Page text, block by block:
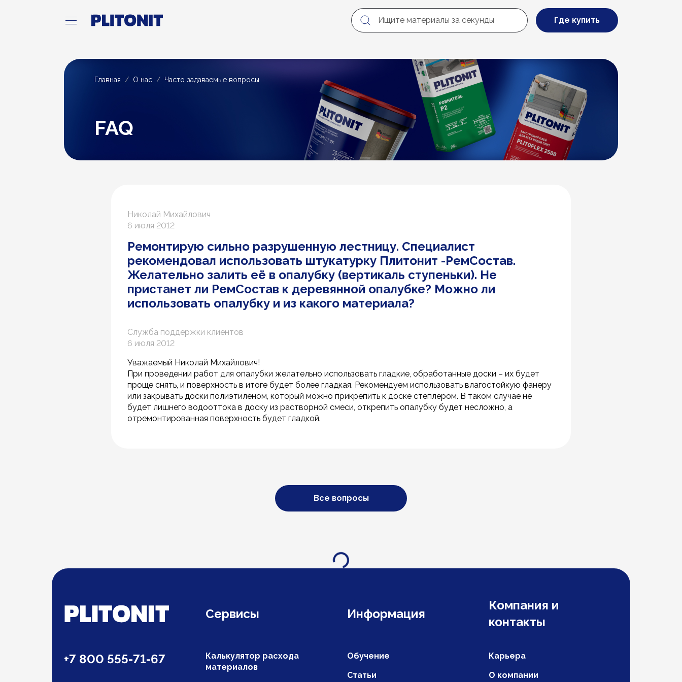
Где купить
Главная О нас Часто задаваемые вопросы
FAQ
Николай Михайлович
6 июля 2012
Ремонтирую сильно разрушенную лестницу. Специалист
рекомендовал использовать штукатурку Плитонит -РемСостав.
Желательно залить её в опалубку (вертикаль ступеньки). Не
пристанет ли РемСостав к деревянной опалубке? Можно ли
использовать опалубку и из какого материала?
Служба поддержки клиентов
6 июля 2012
Уважаемый Николай Михайлович!
При проведении работ для опалубки желательно использовать гладкие, обработанные доски – их будет
проще снять, и поверхность в итоге будет более гладкая. Рекомендуем использовать влагостойкую фанеру
или закрывать доски полиэтиленом, который можно прикрепить к доске степлером. В таком случае не
будет лишнего водооттока в доску из растворной смеси, открепить опалубку будет несложно, а
отремонтированная поверхность будет гладкой.
Все вопросы
Загрузка...
Сервисы Информация
Компания и
контакты
+7 800 555-71-67
Калькулятор расхода
материалов
Обучение
Статьи
Карьера
О компании